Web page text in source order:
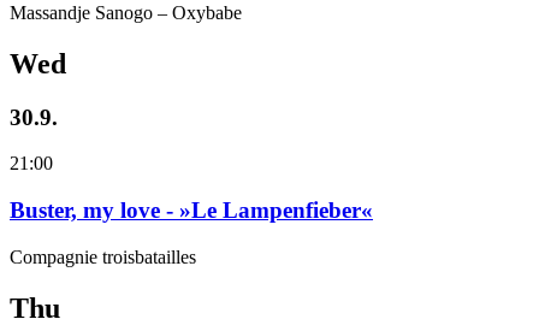
Massandje Sanogo – Oxybabe
Wed
30.9.
21:00
Buster, my love - »Le Lampenfieber«
Compagnie troisbatailles
Thu